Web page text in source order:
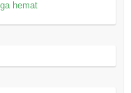
hemat